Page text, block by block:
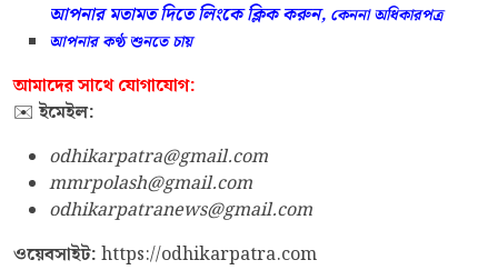
আপনার মতামত দিতে লিংকে ক্লিক করুন, কেননাঅধিকারপত্র
আপনার কণ্ঠ শুনতে চায়
আমাদের সাথে যোগাযোগ:
✉️ইমেইল:
odhikarpatra@gmail.com
mmrpolash@gmail.com
odhikarpatranews@gmail.com
ওয়েবসাইট: https://odhikarpatra.com